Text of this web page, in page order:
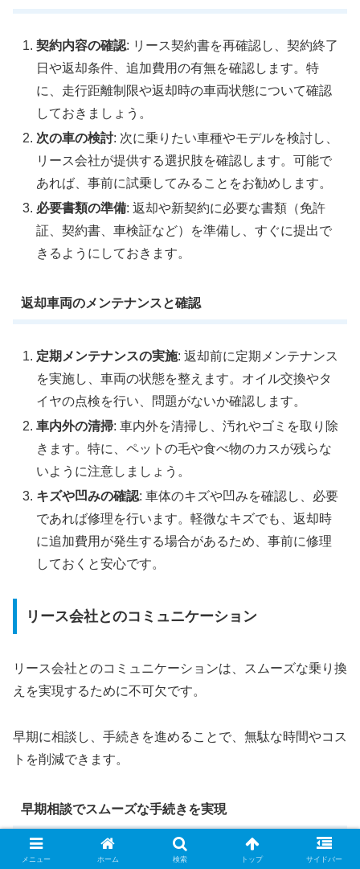
契約内容の確認: リース契約書を再確認し、契約終了
日や返却条件、追加費用の有無を確認します。特
に、走行距離制限や返却時の車両状態について確認
しておきましょう。
次の車の検討: 次に乗りたい車種やモデルを検討し、
リース会社が提供する選択肢を確認します。可能で
あれば、事前に試乗してみることをお勧めします。
必要書類の準備: 返却や新契約に必要な書類（免許
証、契約書、車検証など）を準備し、すぐに提出で
きるようにしておきます。
返却車両のメンテナンスと確認
定期メンテナンスの実施: 返却前に定期メンテナンス
を実施し、車両の状態を整えます。オイル交換やタ
イヤの点検を行い、問題がないか確認します。
車内外の清掃: 車内外を清掃し、汚れやゴミを取り除
きます。特に、ペットの毛や食べ物のカスが残らな
いように注意しましょう。
キズや凹みの確認: 車体のキズや凹みを確認し、必要
であれば修理を行います。軽微なキズでも、返却時
に追加費用が発生する場合があるため、事前に修理
しておくと安心です。
リース会社とのコミュニケーション
リース会社とのコミュニケーションは、スムーズな乗り換
えを実現するために不可欠です。
早期に相談し、手続きを進めることで、無駄な時間やコス
トを削減できます。
早期相談でスムーズな手続きを実現
契約終了の3ヶ月前から相談 : 契約終了の3ヶ月前に
メニュー ホーム 検索 トップ サイドバー